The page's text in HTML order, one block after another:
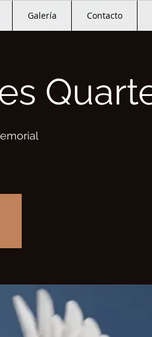
Galería Contacto